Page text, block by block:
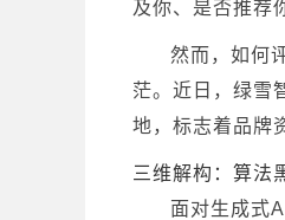
及你、是否推荐
然而，如何
茫。近日，绿雪
地，标志着品牌
三维解构：算法
面对生成式